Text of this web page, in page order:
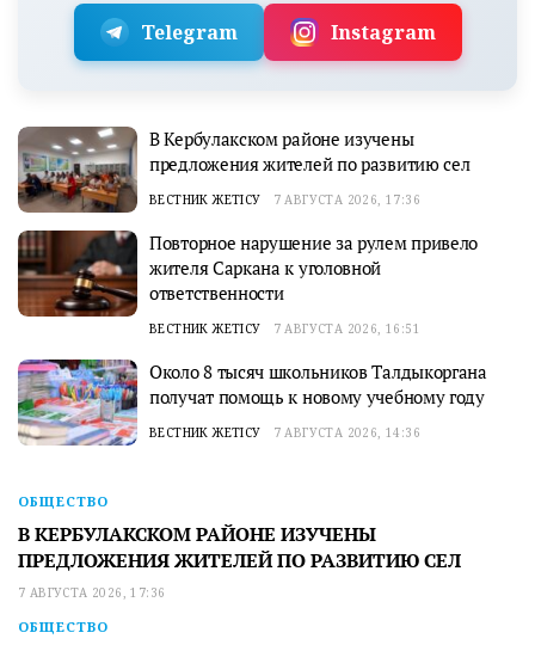
Telegram Instagram
В Кербулакском районе изучены
предложения жителей по развитию сел
ВЕСТНИК ЖЕТІСУ 7 АВГУСТА 2026, 17:36
Повторное нарушение за рулем привело
жителя Саркана к уголовной
ответственности
ВЕСТНИК ЖЕТІСУ 7 АВГУСТА 2026, 16:51
Около 8 тысяч школьников Талдыкоргана
получат помощь к новому учебному году
ВЕСТНИК ЖЕТІСУ 7 АВГУСТА 2026, 14:36
ОБЩЕСТВО
В КЕРБУЛАКСКОМ РАЙОНЕ ИЗУЧЕНЫ
ПРЕДЛОЖЕНИЯ ЖИТЕЛЕЙ ПО РАЗВИТИЮ СЕЛ
7 АВГУСТА 2026, 17:36
ОБЩЕСТВО